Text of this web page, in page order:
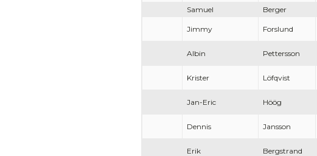
Samuel Berger
Jimmy Forslund
Albin Pettersson
Krister Löfqvist
Jan-Eric Höög
Dennis Jansson
Erik Bergstrand